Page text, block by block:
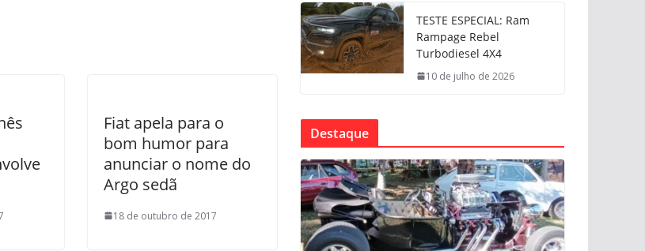
Fiat apela para o
bom humor para
anunciar o nome do
Argo sedã
18 de outubro de 2017
TESTE ESPECIAL: Ram
Rampage Rebel
Turbodiesel 4X4
10 de julho de 2026
Destaque